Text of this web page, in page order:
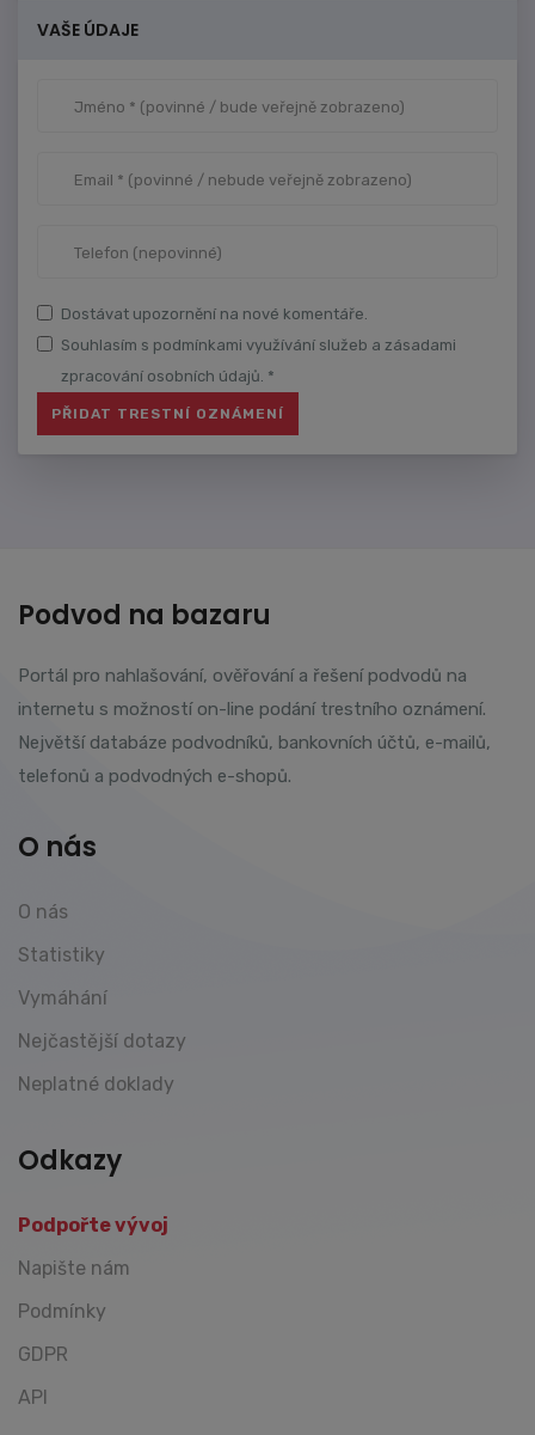
VAŠE ÚDAJE
Dostávat upozornění na nové komentáře.
Souhlasím s podmínkami využívání služeb a zásadami
zpracování osobních údajů. *
Podvod na bazaru
Portál pro nahlašování, ověřování a řešení podvodů na
internetu s možností on-line podání trestního oznámení.
Největší databáze podvodníků, bankovních účtů, e-mailů,
telefonů a podvodných e-shopů.
O nás
O nás
Statistiky
Vymáhání
Nejčastější dotazy
Neplatné doklady
Odkazy
Podpořte vývoj
Napište nám
Podmínky
GDPR
API